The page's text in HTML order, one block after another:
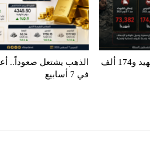
غزة تنزف.. 73 ألف شهيد و174 ألف
الذهب يشتعل صعوداً..
في 7 أسابيع